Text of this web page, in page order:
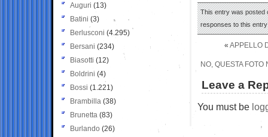
This entry was posted
responses to this
« APPELLO
NO, QUESTA
Leave a
You must be
Auguri (13)
Batini (3)
Berlusconi (4.295)
Bersani (234)
Biasotti (12)
Boldrini (4)
Bossi (1.221)
Brambilla (38)
Brunetta (83)
Burlando (26)